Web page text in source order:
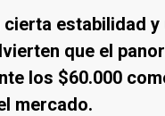
estabilidad y
que el
los $60.000
mercado.